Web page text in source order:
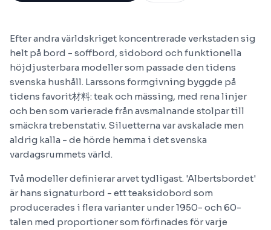
Efter andra världskriget koncentrerade verkstaden sig
helt på bord - soffbord, sidobord och funktionella
höjdjusterbara modeller som passade den tidens
svenska hushåll. Larssons formgivning byggde på
tidens favorit材料: teak och mässing, med rena linjer
och ben som varierade från avsmalnande stolpar till
smäckra trebenstativ. Siluetterna var avskalade men
aldrig kalla - de hörde hemma i det svenska
vardagsrummets värld.
Två modeller definierar arvet tydligast. 'Albertsbordet'
är hans signaturbord - ett teaksidobord som
producerades i flera varianter under 1950- och 60-
talen med proportioner som förfinades för varje